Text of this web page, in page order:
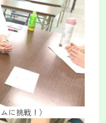
に挑戦！）